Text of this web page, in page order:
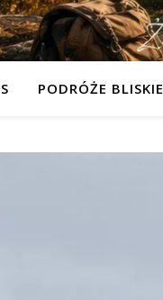
PODRÓŻE BLISKIE